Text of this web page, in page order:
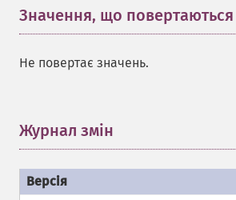
Значення, що повертаються
Не повертає значень.
Журнал змін